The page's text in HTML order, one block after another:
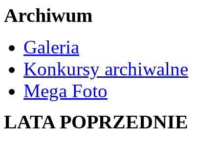
Archiwum
Galeria
Konkursy archiwalne
Mega Foto
LATA POPRZEDNIE